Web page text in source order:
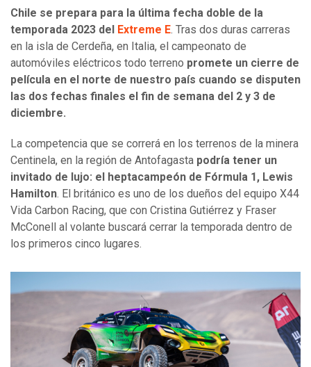
Chile se prepara para la última fecha doble de la
temporada 2023 del
Extreme E. Tras dos duras carreras
en la isla de Cerdeña, en Italia, el campeonato de
automóviles eléctricos todo terreno promete un cierre de
película en el norte de nuestro país cuando se disputen
las dos fechas finales el fin de semana del 2 y 3 de
diciembre.
La competencia que se correrá en los terrenos de la minera
Centinela, en la región de Antofagasta podría tener un
invitado de lujo: el heptacampeón de Fórmula 1, Lewis
Hamilton. El británico es uno de los dueños del equipo X44
Vida Carbon Racing, que con Cristina Gutiérrez y Fraser
McConell al volante buscará cerrar la temporada dentro de
los primeros cinco lugares.